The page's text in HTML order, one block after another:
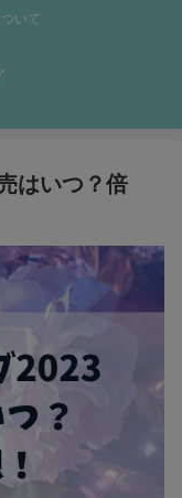
いて
はいつ？倍